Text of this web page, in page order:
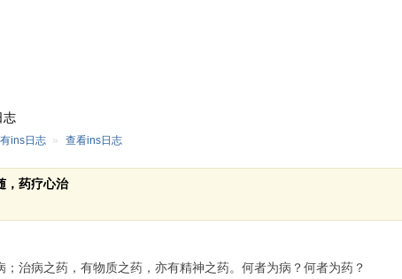
志
ins日志 » 查看ins日志
，药疗心治
；治病之药，有物质之药，亦有精神之药。何者为病？何者为药？